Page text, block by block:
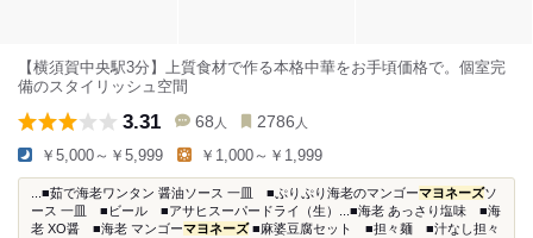
【横須賀中央駅3分】上質食材で作る本格中華をお手頃価格で。個室完
備のスタイリッシュ空間
3.31 68 人 2786 人
￥5,000～￥5,999 ￥1,000～￥1,999
...■茹で海老ワンタン 醤油ソース 一皿 ■ぷりぷり海老のマンゴーマヨネーズソ
ース 一皿 ■ビール ■アサヒスーパードライ（生）...■海老 あっさり塩味 ■海
老 XO醤 ■海老 マンゴーマヨネーズ■麻婆豆腐セット ■担々麺 ■汁なし担々